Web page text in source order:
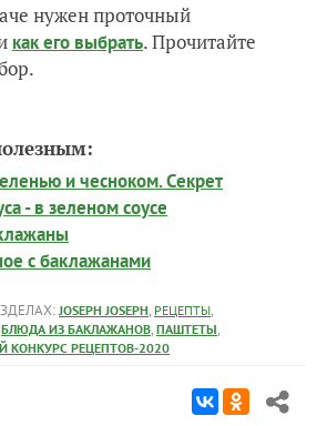
нужен проточный
как его выбрать. Прочитайте
и чесноком. Секрет
- в зеленом соусе
с баклажанами
JOSEPH JOSEPH, РЕЦЕПТЫ,
БЛЮДА ИЗ БАКЛАЖАНОВ, ПАШТЕТЫ,
КОНКУРС РЕЦЕПТОВ-2020